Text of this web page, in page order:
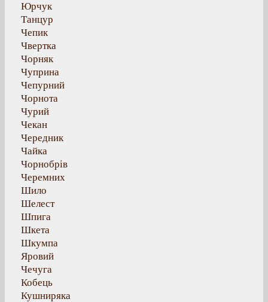
Юрчук
Танцур
Чепик
Чвертка
Чорняк
Чуприна
Чепурний
Чорнота
Чурий
Чекан
Чередник
Чайка
Чорнобрів
Черемних
Шило
Шелест
Шпига
Шкета
Шкумпа
Яровий
Чечуга
Кобець
Кушниряка